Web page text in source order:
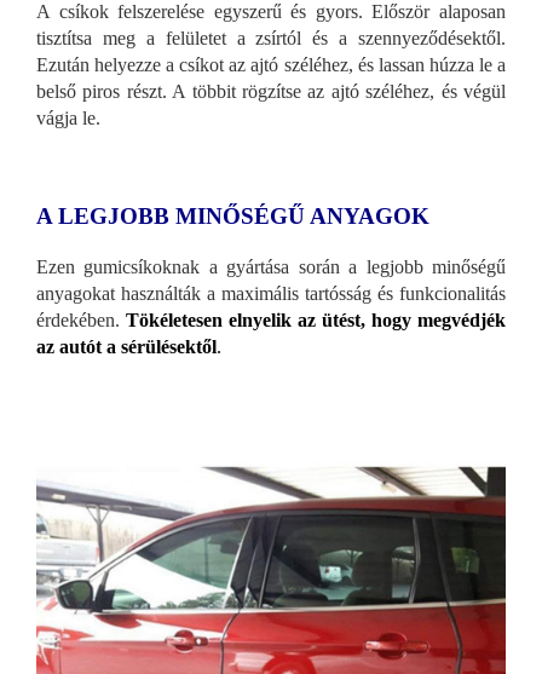
A csíkok felszerelése egyszerű és gyors. Először alaposan
tisztítsa meg a felületet a zsírtól és a szennyeződésektől.
Ezután helyezze a csíkot az ajtó széléhez, és lassan húzza le a
belső piros részt. A többit rögzítse az ajtó széléhez, és végül
vágja le.
A LEGJOBB MINŐSÉGŰ ANYAGOK
Ezen gumicsíkoknak a gyártása során a legjobb minőségű
anyagokat használták a maximális tartósság és funkcionalitás
érdekében. Tökéletesen elnyelik az ütést, hogy megvédjék
az autót a sérülésektől.